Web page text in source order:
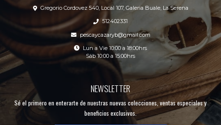
Gregorio Cordovez 540, Local 107, Galeria Buale, La Serena
512402331
pescaycazaryb@gmail.com
Lun a Vie 10:00 a 18:00hrs
Sáb 10:00 a 15:00hrs
NEWSLETTER
Sé el primero en enterarte de nuestras nuevas colecciones, ventas especiales y
beneficios exclusivos.